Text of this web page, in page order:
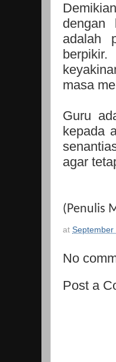
dengan
adalah
masa
Guru
kepada
agar
(Penulis
at September
No
Post a